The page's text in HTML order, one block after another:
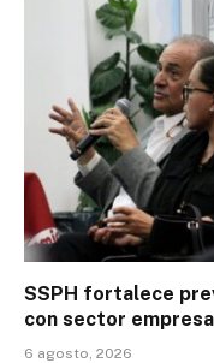
SSPH fortalece
con sector
6 agosto, 2026